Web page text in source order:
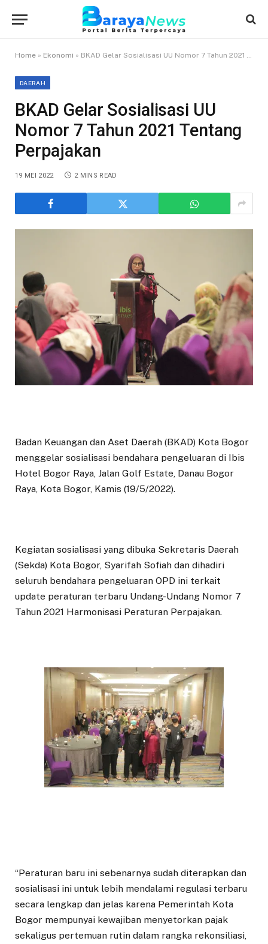
Home » Ekonomi » BKAD Gelar Sosialisasi UU Nomor 7 Tahun 2021 Tentang Perpajakan
DAERAH
BKAD Gelar Sosialisasi UU
Nomor 7 Tahun 2021 Tentang
Perpajakan
19 MEI 2022 2 MINS READ
Badan Keuangan dan Aset Daerah (BKAD) Kota Bogor
menggelar sosialisasi bendahara pengeluaran di Ibis
Hotel Bogor Raya, Jalan Golf Estate, Danau Bogor
Raya, Kota Bogor, Kamis (19/5/2022).
Kegiatan sosialisasi yang dibuka Sekretaris Daerah
(Sekda) Kota Bogor, Syarifah Sofiah dan dihadiri
seluruh bendahara pengeluaran OPD ini terkait
update peraturan terbaru Undang-Undang Nomor 7
Tahun 2021 Harmonisasi Peraturan Perpajakan.
“Peraturan baru ini sebenarnya sudah diterapkan dan
sosialisasi ini untuk lebih mendalami regulasi terbaru
secara lengkap dan jelas karena Pemerintah Kota
Bogor mempunyai kewajiban menyetorkan pajak
sekaligus pertemuan rutin dalam rangka rekonsiliasi,